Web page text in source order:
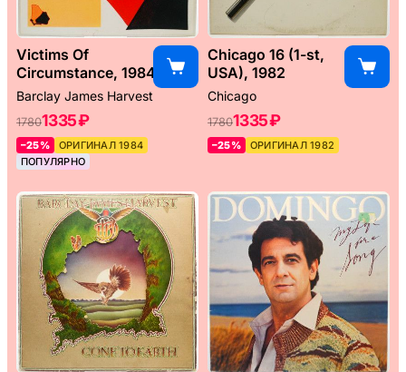
Victims Of
Circumstance, 1984
Barclay James Harvest
17801335 ₽
–25%
ОРИГИНАЛ 1984
ПОПУЛЯРНО
Chicago 16 (1-st,
USA), 1982
Chicago
17801335 ₽
–25% ОРИГИНАЛ 1982